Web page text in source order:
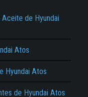
Aceite de Hyundai
Atos
Hyundai Atos
de Hyundai Atos
contenido.
erróneos.